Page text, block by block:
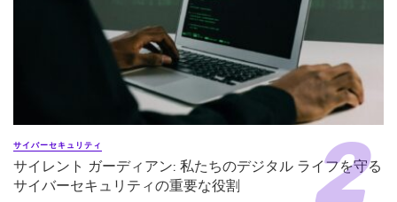
サイバーセキュリティ
サイレント ガーディアン: 私たちのデジタル ライフを守る
サイバーセキュリティの重要な役割